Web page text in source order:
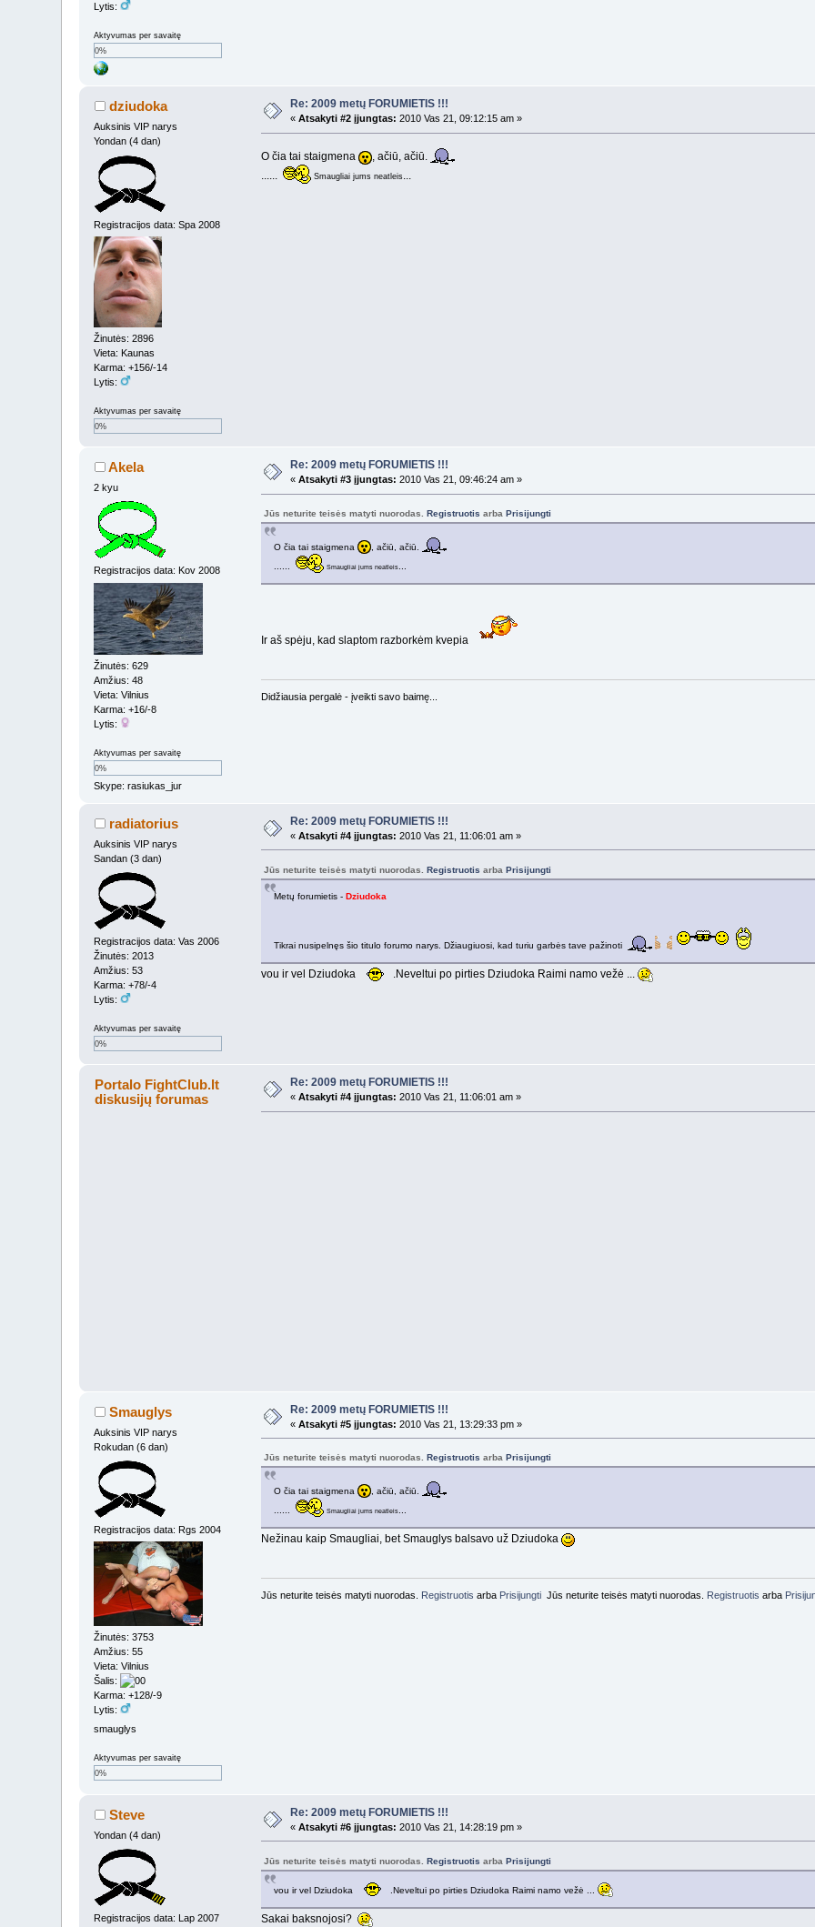
Lytis:
Aktyvumas per savaitę
0%
dziudoka
Auksinis VIP narys
Yondan (4 dan)
Registracijos data: Spa 2008
Žinutės: 2896
Vieta: Kaunas
Karma: +156/-14
Lytis:
Aktyvumas per savaitę
0%
Re: 2009 metų FORUMIETIS !!!
«Atsakyti #2 įjungtas: 2010 Vas 21, 09:12:15 am »
O čia tai staigmena
, ačiū, ačiū.
......
Smaugliai jums neatleis...
Akela
2 kyu
Registracijos data: Kov 2008
Žinutės: 629
Amžius: 48
Vieta: Vilnius
Karma: +16/-8
Lytis:
Aktyvumas per savaitę
0%
Skype: rasiukas_jur
Re: 2009 metų FORUMIETIS !!!
«Atsakyti #3 įjungtas: 2010 Vas 21, 09:46:24 am »
Jūs neturite teisės matyti nuorodas. Registruotis arba Prisijungti
O čia tai staigmena
, ačiū, ačiū.
Smaugliai jums neatleis...
Ir aš spėju, kad slaptom razborkėm kvepia
Didžiausia pergalė - įveikti savo baimę...
radiatorius
Auksinis VIP narys
Sandan (3 dan)
Registracijos data: Vas 2006
Žinutės: 2013
Amžius: 53
Karma: +78/-4
Lytis:
Aktyvumas per savaitę
0%
Re: 2009 metų FORUMIETIS !!!
«Atsakyti #4 įjungtas: 2010 Vas 21, 11:06:01 am »
Jūs neturite teisės matyti nuorodas. Registruotis arba Prisijungti
Metų forumietis - Dziudoka
Tikrai nusipelnęs šio titulo forumo narys. Džiaugiuosi, kad turiu garbės tave pažinoti
vou ir vel Dziudoka .Neveltui po pirties Dziudoka Raimi namo vežė ...
Portalo FightClub.lt
diskusijų forumas
Re: 2009 metų FORUMIETIS !!!
«Atsakyti #4 įjungtas: 2010 Vas 21, 11:06:01 am »
Smauglys
Auksinis VIP narys
Rokudan (6 dan)
Registracijos data: Rgs 2004
Žinutės: 3753
Amžius: 55
Vieta: Vilnius
Šalis:
Karma: +128/-9
Lytis:
smauglys
Aktyvumas per savaitę
0%
Re: 2009 metų FORUMIETIS !!!
«Atsakyti #5 įjungtas: 2010 Vas 21, 13:29:33 pm »
Jūs neturite teisės matyti nuorodas. Registruotis arba Prisijungti
O čia tai staigmena
, ačiū, ačiū.
......
Smaugliai jums neatleis...
Nežinau kaip Smaugliai, bet Smauglys balsavo už Dziudoka
Jūs neturite teisės matyti nuorodas. Registruotis arba PrisijungtiJūs neturite teisės matyti nuorodas. Registruotis arba
Steve
Yondan (4 dan)
Registracijos data: Lap 2007
Re: 2009 metų FORUMIETIS !!!
«Atsakyti #6 įjungtas: 2010 Vas 21, 14:28:19 pm »
Jūs neturite teisės matyti nuorodas. Registruotis arba Prisijungti
vou ir vel Dziudoka .Neveltui po pirties Dziudoka Raimi namo vežė ...
Sakai baksnojosi?